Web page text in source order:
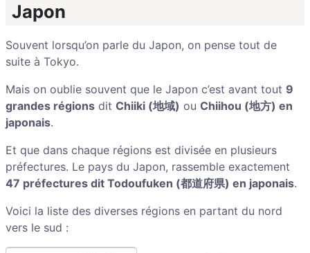
Japon
Souvent lorsqu’on parle du Japon, on pense tout de
suite à Tokyo.
Mais on oublie souvent que le Japon c’est avant tout 9
grandes régions dit Chiiki (地域) ou Chiihou (地方) en
japonais.
Et que dans chaque régions est divisée en plusieurs
préfectures. Le pays du Japon, rassemble exactement
47 préfectures dit Todoufuken (都道府県) en japonais.
Voici la liste des diverses régions en partant du nord
vers le sud :